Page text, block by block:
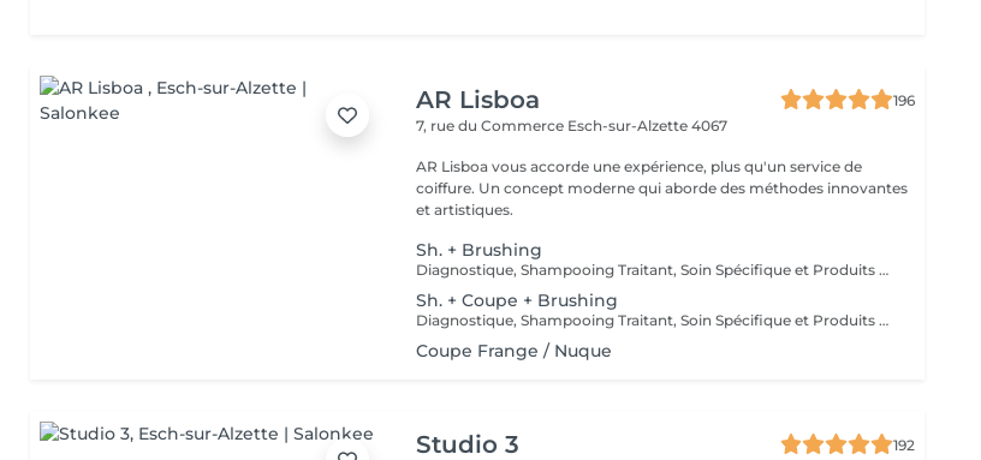
AR Lisboa
196
7, rue du Commerce Esch-sur-Alzette 4067
AR Lisboa vous accorde une expérience, plus qu'un service de
coiffure. Un concept moderne qui aborde des méthodes innovantes
et artistiques.
Sh. + Brushing
Diagnostique, Shampooing Traitant, Soin Spécifique et Produits Coiffants inclus
Sh. + Coupe + Brushing
Diagnostique, Shampooing Traitant, Soin Spécifique et Produits Coiffants inclus
Coupe Frange / Nuque
Studio 3
192